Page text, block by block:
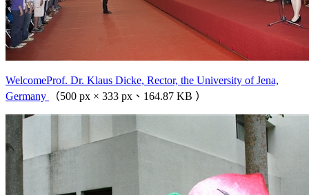
WelcomeProf. Dr. Klaus Dicke, Rector, the University of Jena,
Germany
（500 px × 333 px、164.87 KB ）